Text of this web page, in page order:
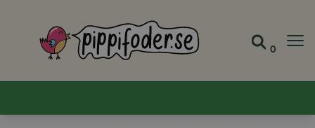
Pippifoder logo Siirry
0